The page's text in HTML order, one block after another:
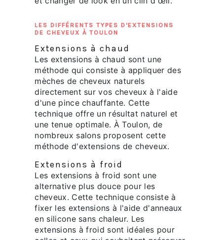
LES DIFFÉRENTS TYPES D'EXTENSIONS
DE CHEVEUX À TOULON
Extensions à chaud
Les extensions à chaud sont une
méthode qui consiste à appliquer des
mèches de cheveux naturels
directement sur vos cheveux à l'aide
d'une pince chauffante. Cette
technique offre un résultat naturel et
une tenue optimale. À Toulon, de
nombreux salons proposent cette
méthode d'extensions de cheveux.
Extensions à froid
Les extensions à froid sont une
alternative plus douce pour les
cheveux. Cette technique consiste à
fixer les extensions à l'aide d'anneaux
en silicone sans chaleur. Les
extensions à froid sont idéales pour